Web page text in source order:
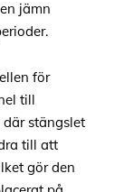
jämn
för
till
där stängslet
till att
gör den